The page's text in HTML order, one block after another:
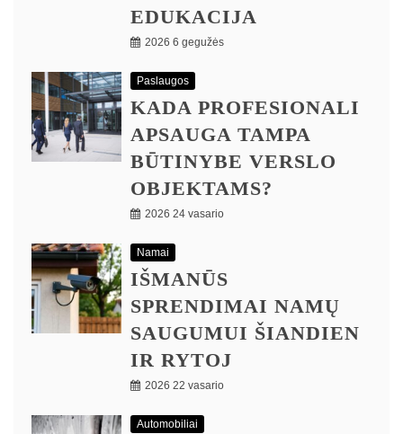
EDUKACIJA
2026 6 gegužės
Paslaugos
KADA PROFESIONALI
APSAUGA TAMPA
BŪTINYBE VERSLO
OBJEKTAMS?
2026 24 vasario
Namai
IŠMANŪS
SPRENDIMAI NAMŲ
SAUGUMUI ŠIANDIEN
IR RYTOJ
2026 22 vasario
Automobiliai